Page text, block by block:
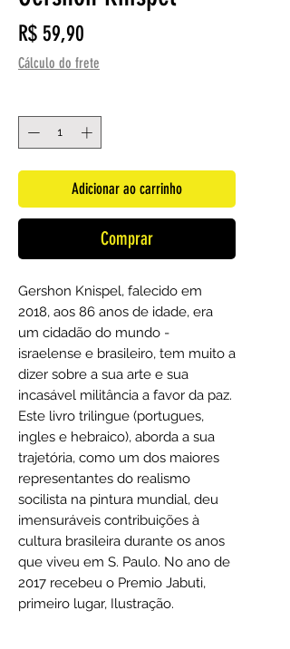
R$ 59,90
Cálculo do frete
Adicionar ao carrinho
Comprar
Gershon Knispel, falecido em
2018, aos 86 anos de idade, era
um cidadão do mundo -
israelense e brasileiro, tem muito a
dizer sobre a sua arte e sua
incasável militância a favor da paz.
Este livro trilingue (portugues,
ingles e hebraico), aborda a sua
trajetória, como um dos maiores
representantes do realismo
socilista na pintura mundial, deu
imensuráveis contribuições à
cultura brasileira durante os anos
que viveu em S. Paulo. No ano de
2017 recebeu o Premio Jabuti,
primeiro lugar, Ilustração.